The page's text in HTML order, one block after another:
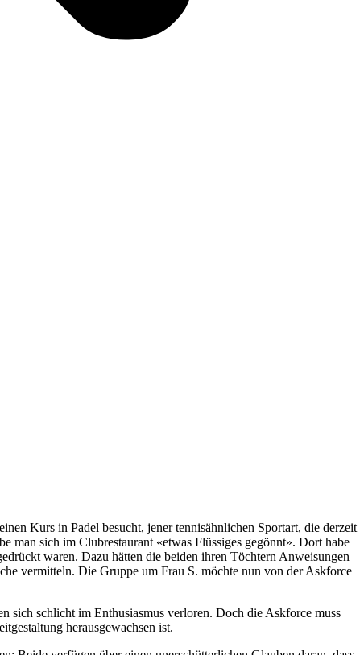
Kurs in Padel besucht, jener tennisähnlichen Sportart, die derzeit
man sich im Clubrestaurant «etwas Flüssiges gegönnt». Dort habe
waren. Dazu hätten die beiden ihren Töchtern Anweisungen
vermitteln. Die Gruppe um Frau S. möchte nun von der Askforce
sich schlicht im Enthusiasmus verloren. Doch die Askforce muss
herausgewachsen ist.